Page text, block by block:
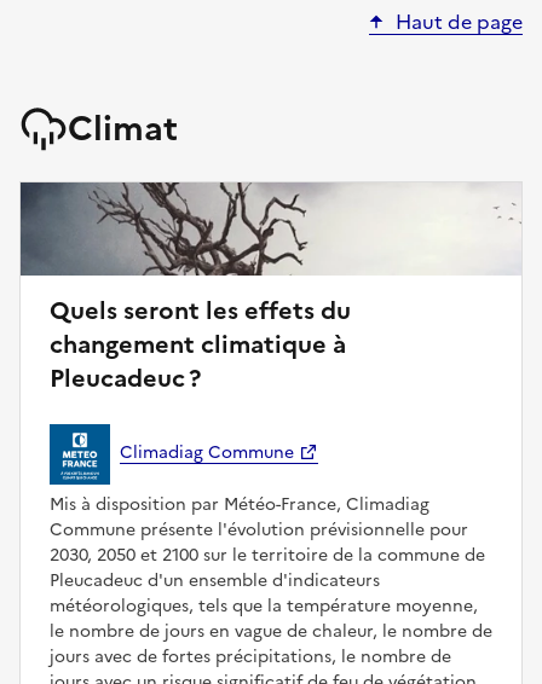
Haut de page
Climat
Quels seront les effets du
changement climatique à
Pleucadeuc ?
Climadiag Commune
Mis à disposition par Météo-France, Climadiag
Commune présente l'évolution prévisionnelle pour
2030, 2050 et 2100 sur le territoire de la commune de
Pleucadeuc d'un ensemble d'indicateurs
météorologiques, tels que la température moyenne,
le nombre de jours en vague de chaleur, le nombre de
jours avec de fortes précipitations, le nombre de